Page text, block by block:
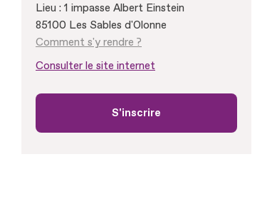
Lieu : 1 impasse Albert Einstein
85100 Les Sables d'Olonne
Comment s'y rendre ?
Consulter le site internet
S'inscrire